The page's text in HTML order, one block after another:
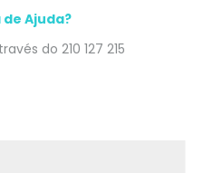
Ajuda?
do 210 127 215